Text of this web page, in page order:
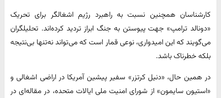
کارشناسان همچنین نسبت به راهبرد رژیم اشغالگر برای تحریک
«دونالد ترامپ» جهت پیوستن به جنگ ابراز تردید کرده‌اند. تحلیلگران
می‌گویند که این امیدواری، نوعی قمار است که می‌تواند نه‌تنها بی‌نتیجه
بلکه خطرناک باشد.
در همین حال، «دنیل کرتزر» سفیر پیشین آمریکا در اراضی اشغالی و
«استیون سایمون» از شورای امنیت ملی ایالات متحده، در مقاله‌ای در